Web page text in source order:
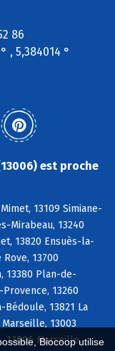
Biocoop utilise
86
, 5,384014 °
est proche
13109 Simiane-
Mirabeau, 13240
13820 Ensuès-la-
13700
13380 Plan-de-
13260
Bédoule, 13821 La
13003
13006 Marseille,